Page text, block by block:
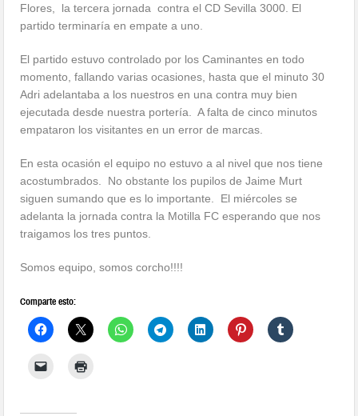
Flores, la tercera jornada contra el CD Sevilla 3000. El
partido terminaría en empate a uno.
El partido estuvo controlado por los Caminantes en todo
momento, fallando varias ocasiones, hasta que el minuto 30
Adri adelantaba a los nuestros en una contra muy bien
ejecutada desde nuestra portería. A falta de cinco minutos
empataron los visitantes en un error de marcas.
En esta ocasión el equipo no estuvo a al nivel que nos tiene
acostumbrados. No obstante los pupilos de Jaime Murt
siguen sumando que es lo importante. El miércoles se
adelanta la jornada contra la Motilla FC esperando que nos
traigamos los tres puntos.
Somos equipo, somos corcho!!!!
Comparte esto: